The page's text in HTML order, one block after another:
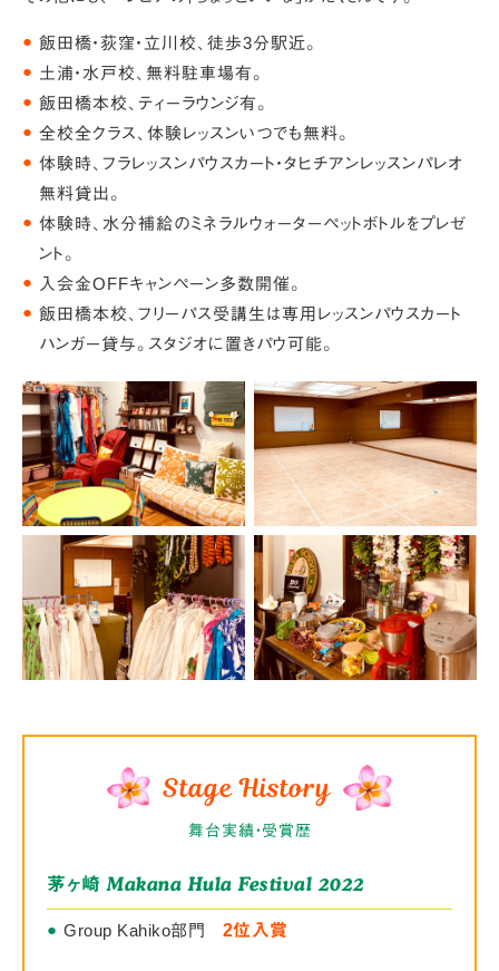
● 飯田橋・荻窪・立川校、徒歩3分駅近。
● 土浦・水戸校、無料駐車場有。
● 飯田橋本校、ティーラウンジ有。
● 全校全クラス、体験レッスンいつでも無料。
● 体験時、フラレッスンパウスカート・タヒチアンレッスンパレオ
無料貸出。
● 体験時、水分補給のミネラルウォーターペットボトルをプレゼ
ント。
● 入会金OFFキャンペーン多数開催。
● 飯田橋本校、フリーパス受講生は専用レッスンパウスカート
ハンガー貸与。スタジオに置きパウ可能。
Stage History
舞台実績・受賞歴
茅ヶ崎 Makana Hula Festival 2022
● Group Kahiko部門 2位入賞